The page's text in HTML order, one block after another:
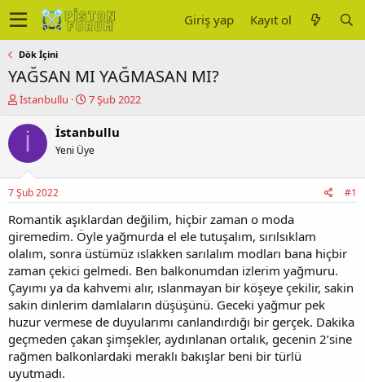
Giriş yap Kayıt ol
Dök İçini
YAĞSAN MI YAĞMASAN MI?
K
n
y
b
a
ş
a
t
a
n
İstanbullu
B
ş
a
ç
a
r
i
h
7 Şub 2022
İ İstanbullu
Yeni Üye
7 Şub 2022 #1
Romantik aşıklardan değilim, hiçbir zaman o moda
giremedim. Öyle yağmurda el ele tutuşalım, sırılsıklam
olalım, sonra üstümüz ıslakken sarılalım modları bana hiçbir
zaman çekici gelmedi. Ben balkonumdan izlerim yağmuru.
Çayımı ya da kahvemi alır, ıslanmayan bir köşeye çekilir, sakin
sakin dinlerim damlaların düşüşünü. Geceki yağmur pek
huzur vermese de duyularımı canlandırdığı bir gerçek. Dakika
geçmeden çakan şimşekler, aydınlanan ortalık, gecenin 2’sine
rağmen balkonlardaki meraklı bakışlar beni bir türlü
uyutmadı.